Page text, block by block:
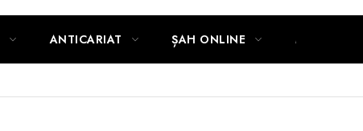
CUMPĂRĂTURI
ANTICARIAT ȘAH ONLINE MERCH